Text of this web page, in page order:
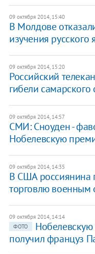
09 октября 2014, 15:40
В Молдове
изучения русского
09 октября 2014, 15:20
Российский
гибели
09 октября 2014, 14:57
СМИ: Сноуден -
Нобелевскую
09 октября 2014, 14:35
В США россиянина
торговлю военным
09 октября 2014, 14:14
ФОТО
получил француз